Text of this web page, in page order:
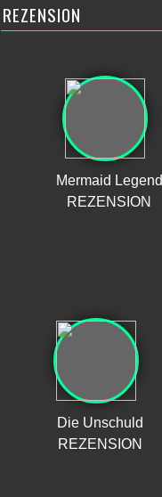
REZENSION
Mermaid Legend
REZENSION
Die Unschuld
REZENSION